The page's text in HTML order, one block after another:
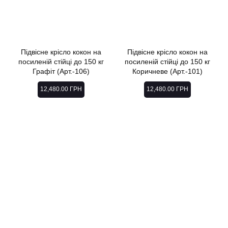
Підвісне крісло кокон на
посиленій стійці до 150 кг
Графіт (Арт.-106)
12,480.00 ГРН
Підвісне крісло кокон на
посиленій стійці до 150 кг
Коричневе (Арт.-101)
12,480.00 ГРН